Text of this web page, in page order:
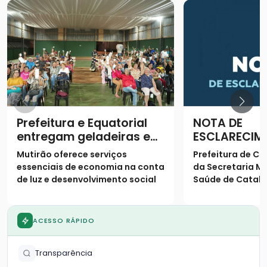
Prefeitura e Equatorial
entregam geladeiras e
prestam serviços à
população
Mutirão oferece serviços
essenciais de economia na conta
de luz e desenvolvimento social
NOTA DE
Prefeitura de
da Secretaria
Saúde de
população
ACESSO RÁPIDO
Transparência